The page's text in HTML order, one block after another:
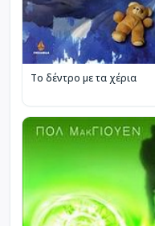
Το δέντρο με τα χέρια